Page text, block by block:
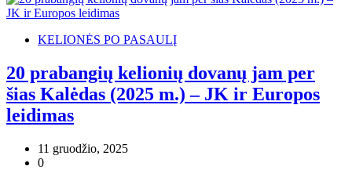
KELIONĖS PO PASAULĮ
20 prabangių kelionių dovanų jam per
šias Kalėdas (2025 m.) – JK ir Europos
leidimas
11 gruodžio, 2025
0